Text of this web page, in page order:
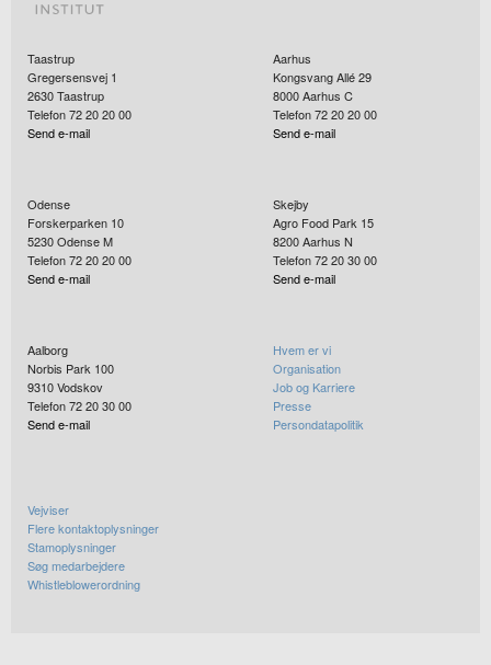
Taastrup
Gregersensvej 1
2630Taastrup
Telefon 72 20 20 00
Send e-mail
Aarhus
Kongsvang Allé 29
8000Aarhus C
Telefon 72 20 20 00
Send e-mail
Odense
Forskerparken 10
5230Odense M
Telefon 72 20 20 00
Send e-mail
Skejby
Agro Food Park 15
8200Aarhus N
Telefon 72 20 30 00
Send e-mail
Aalborg
Norbis Park 100
9310Vodskov
Telefon 72 20 30 00
Send e-mail
Hvem er vi
Organisation
Job og Karriere
Presse
Persondatapolitik
Vejviser
Flere kontaktoplysninger
Stamoplysninger
Søg medarbejdere
Whistleblowerordning